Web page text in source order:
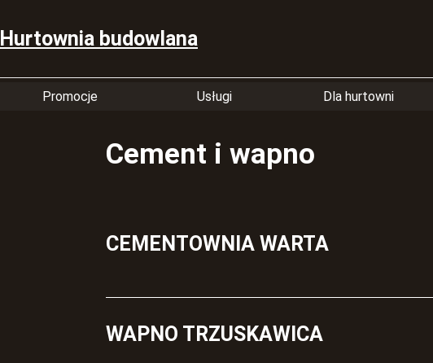
Hurtownia budowlana
Promocje Usługi Dla hurtowni
Cement i wapno
CEMENTOWNIA WARTA
WAPNO TRZUSKAWICA